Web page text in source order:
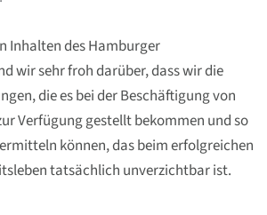
Inhalten des Hamburger
wir sehr froh darüber, dass wir die
die es bei der Beschäftigung von
Verfügung gestellt bekommen und so
können, das beim erfolgreichen
tatsächlich unverzichtbar ist.